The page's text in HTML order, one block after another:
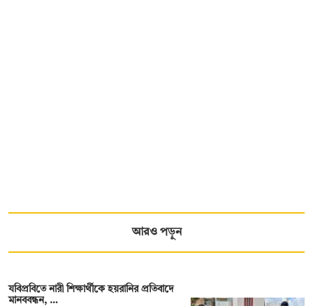
আরও পড়ুন
যবিপ্রবিতে নারী শিক্ষার্থীকে হয়রানির প্রতিবাদে
মানববন্ধন, …